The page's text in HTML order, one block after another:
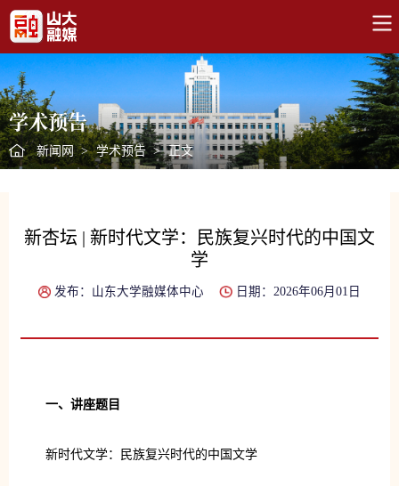
学术预告
新闻网 > 学术预告 > 正文
新杏坛 | 新时代文学：民族复兴时代的中国文
学
发布：山东大学融媒体中心 日期：2026年06月01日
一、 讲座题目
新时代文学：民族复兴时代的中国文学